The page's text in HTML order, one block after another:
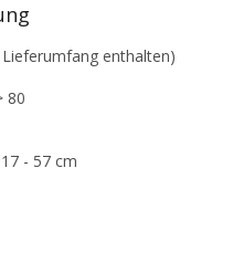
enthalten)
80
- 57 cm